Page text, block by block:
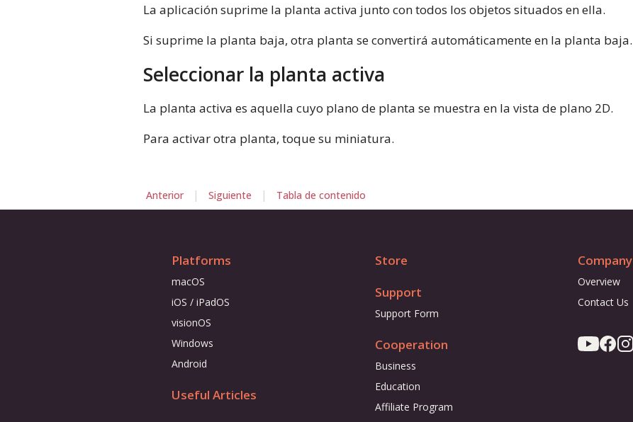
La aplicación suprime la planta activa junto con todos los objetos situados en ella.
Si suprime la planta baja, otra planta se convertirá automáticamente en la planta baja.
Seleccionar la planta activa
La planta activa es aquella cuyo plano de planta se muestra en la vista de plano 2D.
Para activar otra planta, toque su miniatura.
Anterior | Siguiente | Tabla de contenido
Platforms
macOS
iOS / iPadOS
visionOS
Windows
Android
Useful Articles
Store
Support
Support Form
Cooperation
Business
Education
Affiliate Program
Company
Overview
Contact Us